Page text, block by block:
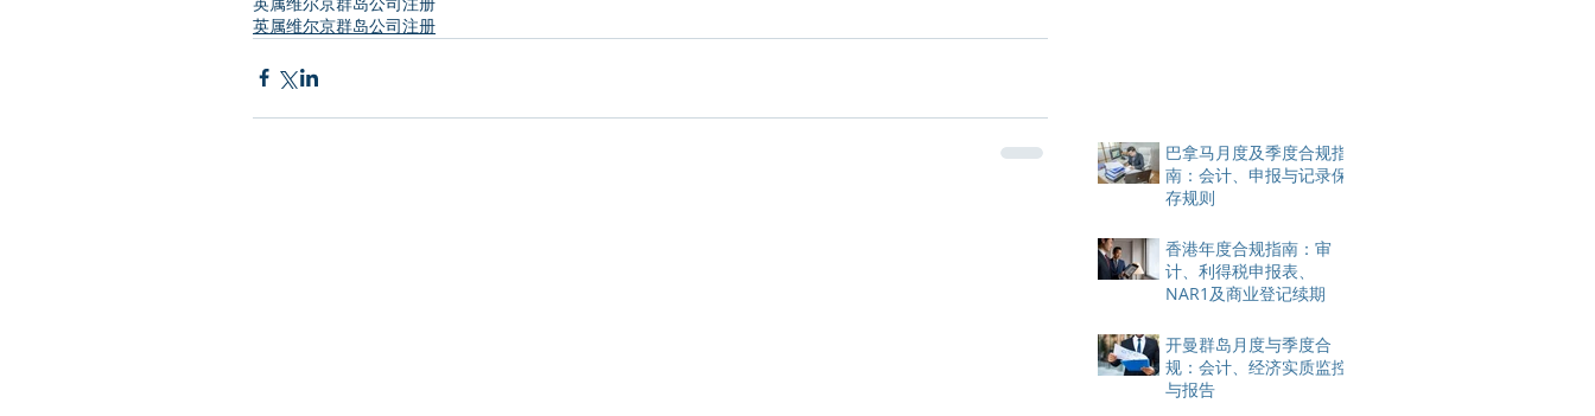
英属维尔京群岛公司注册
巴拿马月度及季度合规指
南：会计、申报与记录保
存规则
香港年度合规指南：审
计、利得税申报表、
NAR1及商业登记续期
开曼群岛月度与季度合
规：会计、经济实质监控
与报告